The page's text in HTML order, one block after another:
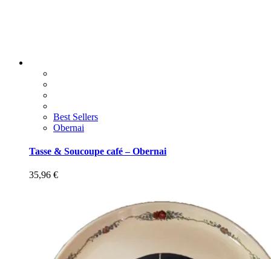
Best Sellers
Obernai
Tasse & Soucoupe café – Obernai
35,96 €